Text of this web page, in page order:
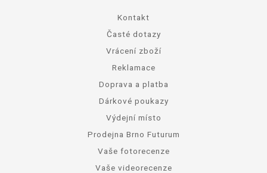
Kontakt
Časté dotazy
Vrácení zboží
Reklamace
Doprava a platba
Dárkové poukazy
Výdejní místo
Prodejna Brno Futurum
Vaše fotorecenze
Vaše videorecenze